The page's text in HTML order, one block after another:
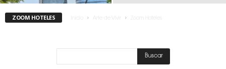
ZOOM HOTELES Arte de Vivir Zoom Hoteles